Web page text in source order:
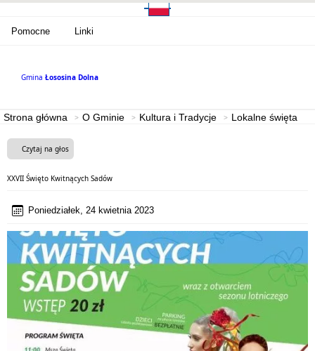
Pomocne Linki
Gmina Łososina Dolna
Strona główna O Gminie Kultura i Tradycje Lokalne święta
Czytaj na głos
XXVII Święto Kwitnących Sadów
Poniedziałek, 24 kwietnia 2023